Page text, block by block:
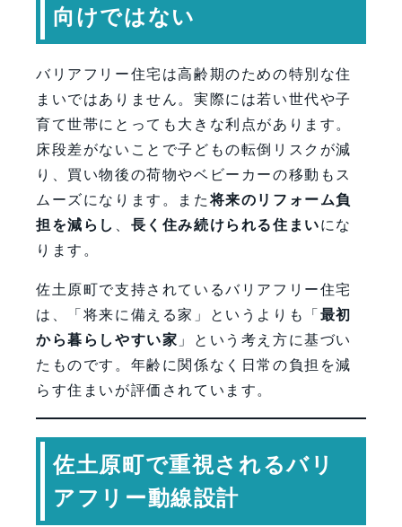
向けではない
バリアフリー住宅は高齢期のための特別な住
まいではありません。実際には若い世代や子
育て世帯にとっても大きな利点があります。
床段差がないことで子どもの転倒リスクが減
り、買い物後の荷物やベビーカーの移動もス
ムーズになります。また将来のリフォーム負
担を減らし
長く住み続けられる住まいにな
ります。
佐土原町で支持されているバリアフリー住宅
は、「将来に備える家」というよりも「 最初
から暮らしやすい家 」という考え方に基づい
たものです。年齢に関係なく日常の負担を減
らす住まいが評価されています。
佐土原町で重視されるバリ
アフリー動線設計